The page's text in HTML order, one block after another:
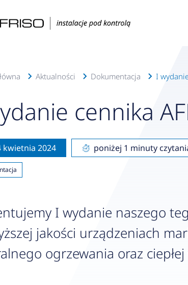
Aktualności Dokumentacja I
cennika
kwietnia 2024 poniżej 1 minuty
I wydanie naszego
jakości urządzeniach
ogrzewania oraz